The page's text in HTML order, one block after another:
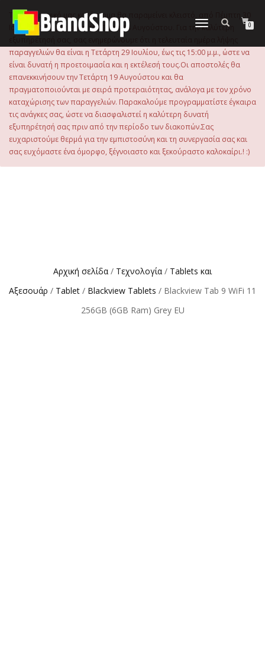
περιεχόμενο
Εναλλαγή
0
Το ηλεκτρονικό μας κατάστημα θα παραμείνει κλειστό, από Πέμπτη 30
Ιουλίου 2026 μέχρι και την Τρίτη 18 Αυγούστου. Για την καλύτερη
εξυπηρέτησή σας, σας ενημερώνουμε ότι η τελευταία ημέρα λήψης
παραγγελιών θα είναι η Τετάρτη 29 Ιουλίου, έως τις 15:00 μ.μ., ώστε να
είναι δυνατή η προετοιμασία και η εκτέλεσή τους.Οι αποστολές θα
επανεκκινήσουν την Τετάρτη 19 Αυγούστου και θα
πραγματοποιούνται με σειρά προτεραιότητας, ανάλογα με τον χρόνο
καταχώρισης των παραγγελιών. Παρακαλούμε προγραμματίστε έγκαιρα
τις ανάγκες σας, ώστε να διασφαλιστεί η καλύτερη δυνατή
εξυπηρέτησή σας πριν από την περίοδο των διακοπών.Σας
ευχαριστούμε θερμά για την εμπιστοσύνη και τη συνεργασία σας και
σας ευχόμαστε ένα όμορφο, ξέγνοιαστο και ξεκούραστο καλοκαίρι.! :)
Αρχική σελίδα / Τεχνολογία / Tablets και
Αξεσουάρ / Tablet / Blackview Tablets / Blackview Tab 9 WiFi 11
256GB (6GB Ram) Grey EU